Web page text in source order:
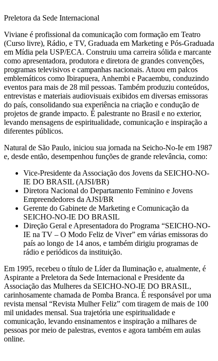
Preletora da Sede Internacional
Viviane é profissional da comunicação com formação em Teatro
(Curso livre), Rádio, e TV, Graduada em Marketing e Pós-Graduada
em Mídia pela USP/ECA. Construiu uma carreira sólida e marcante
como apresentadora, produtora e diretora de grandes convenções,
programas televisivos e campanhas nacionais. Atuou em palcos
emblemáticos como Ibirapuera, Anhembi e Pacaembu, conduzindo
eventos para mais de 28 mil pessoas. Também produziu conteúdos,
entrevistas e materiais audiovisuais exibidos em diversas emissoras
do país, consolidando sua experiência na criação e condução de
projetos de grande impacto. É palestrante no Brasil e no exterior,
levando mensagens de espiritualidade, comunicação e inspiração a
diferentes públicos.
Natural de São Paulo, iniciou sua jornada na Seicho-No-Ie em 1987
e, desde então, desempenhou funções de grande relevância, como:
Vice-Presidente da Associação dos Jovens da SEICHO-NO-
IE DO BRASIL (AJSI/BR)
Diretora Nacional do Departamento Feminino e Jovens
Empreendedores da AJSI/BR
Gerente do Gabinete de Marketing e Comunicação da
SEICHO-NO-IE DO BRASIL
Direção Geral e Apresentadora do Programa “SEICHO-NO-
IE na TV – O Modo Feliz de Viver” em várias emissoras do
país ao longo de 14 anos, e também dirigiu programas de
rádio e periódicos da instituição.
Em 1995, recebeu o título de Líder da Iluminação e, atualmente, é
Aspirante a Preletora da Sede Internacional e Presidente da
Associação das Mulheres da SEICHO-NO-IE DO BRASIL,
carinhosamente chamada de Pomba Branca. É responsável por uma
revista mensal “Revista Mulher Feliz” com tiragem de mais de 100
mil unidades mensal. Sua trajetória une espiritualidade e
comunicação, levando ensinamentos e inspiração a milhares de
pessoas por meio de palestras, eventos e agora também em aulas
online.